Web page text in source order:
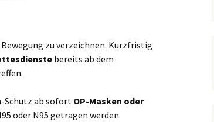
Erstkommunion-Intern
Bußsakrament
Krankensalbung
Weihe
Flüchtlingshilfe
für das Josefshaus
zu verzeichnen. Kurzfristig
bereits ab dem
Schutz ab sofortOP-Masken oder
oder N95 getragen werden.